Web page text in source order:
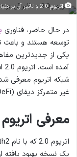
اتریوم 2.0 و تاثیر آن بر دنیای غیر متمرکز دیفای (DeFi)
در حال حاضر، فناوری
توسعه هستند و باعث
یکی از جدیدترین
شبکه اتریوم معرفی
غیر متمرکز دیفای (DeFi) داشته باشد.
معرفی اتریوم
یک نسخه بهبود